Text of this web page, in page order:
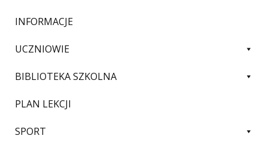
INFORMACJE
UCZNIOWIE
BIBLIOTEKA SZKOLNA
PLAN LEKCJI
SPORT